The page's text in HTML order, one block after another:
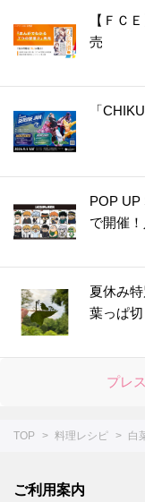
【ＦＣ
売
「
POP UP
で開催
夏休み
葉っぱ
プレ
TOP 料理レシピ 白
ご利用案内